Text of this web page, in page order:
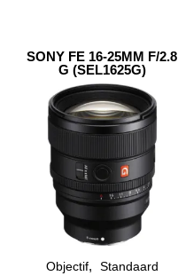
SONY FE 16-25MM F/2.8
G (SEL1625G)
Objectif,
Standaard